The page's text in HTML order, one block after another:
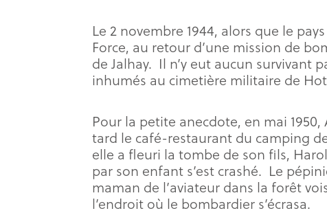
Le 2 novembre 1944, alors que le
Force, au retour d’une mission de
de Jalhay. Il n’y eut aucun survivant
inhumés au cimetière militaire de
Pour la petite anecdote, en mai
tard le café-restaurant du camping
elle a fleuri la tombe de son fils,
par son enfant s’est crashé. Le
maman de l’aviateur dans la forêt
l’endroit où le bombardier s’écrasa.